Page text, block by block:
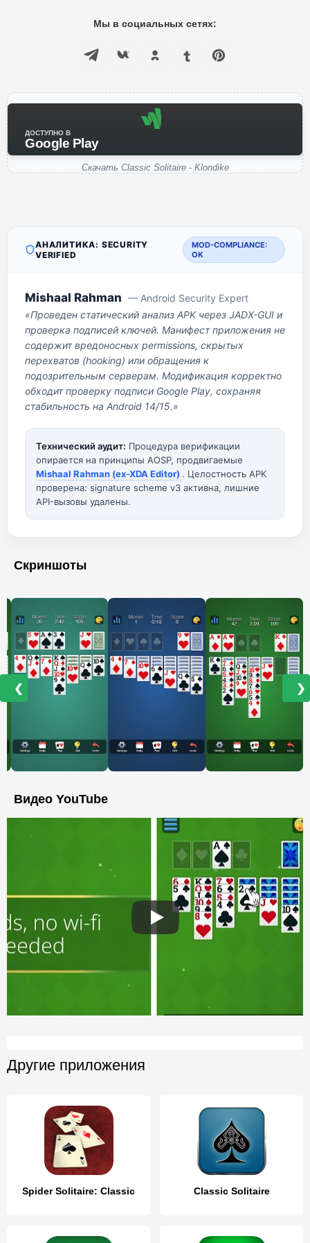
Мы в социальных сетях:
ДОСТУПНО В
Google Play
Скачать Classic Solitaire - Klondike
АНАЛИТИКА: SECURITY
VERIFIED
MOD-COMPLIANCE:
OK
Mishaal Rahman — Android Security Expert
«Проведен статический анализ APK через JADX-GUI и
проверка подписей ключей. Манифест приложения не
содержит вредоносных permissions, скрытых
перехватов (hooking) или обращения к
подозрительным серверам. Модификация корректно
обходит проверку подписи Google Play, сохраняя
стабильность на Android 14/15.»
Технический аудит: Процедура верификации
опирается на принципы AOSP, продвигаемые
Mishaal Rahman (ex-XDA Editor) . Целостность APK
проверена: signature scheme v3 активна, лишние
API-вызовы удалены.
Скриншоты
❮ ❯
Видео YouTube
Другие приложения
Spider Solitaire: Classic Classic Solitaire